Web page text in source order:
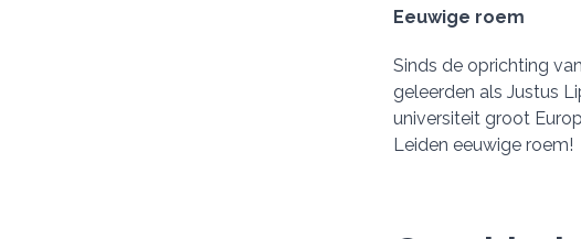
Eeuwige roem
Sinds de oprichting
geleerden als Justus
universiteit groot
Leiden eeuwige roem!